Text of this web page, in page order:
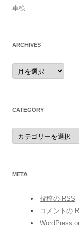
車検
ARCHIVES
archives
CATEGORY
category
META
投稿の RSS
コメントの